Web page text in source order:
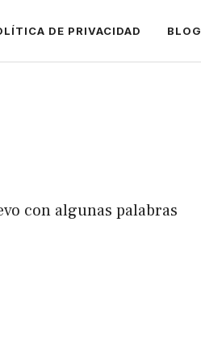
DE PRIVACIDAD BLOG
con algunas palabras